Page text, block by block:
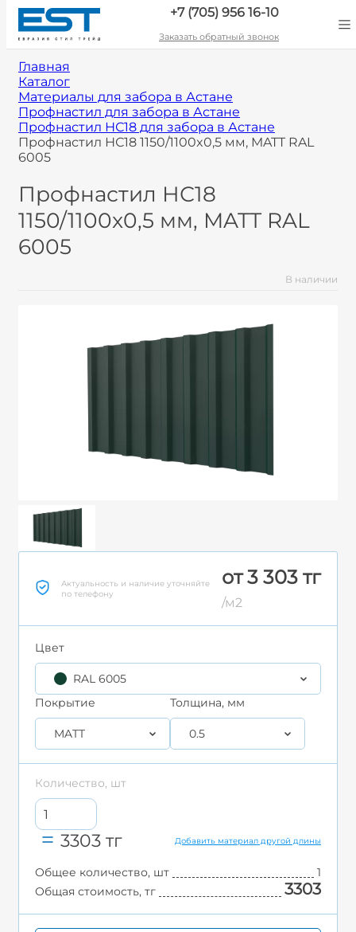
+7 (705) 956 16-10
Заказать обратный звонок
Главная
Каталог
Материалы для забора в Астане
Профнастил для забора в Астане
Профнастил НС18 для забора в Астане
Профнастил НС18 1150/1100x0,5 мм, MATT RAL
6005
Профнастил НС18
1150/1100x0,5 мм, MATT RAL
6005
В наличии
Актуальность и наличие уточняйте
по телефону
от 3 303 тг
/м2
Цвет
RAL 6005
Покрытие
MATT
Толщина, мм
0.5
Количество, шт
3303 тг Добавить материал другой длины
Общее количество, шт
1
Общая стоимость, тг
3303